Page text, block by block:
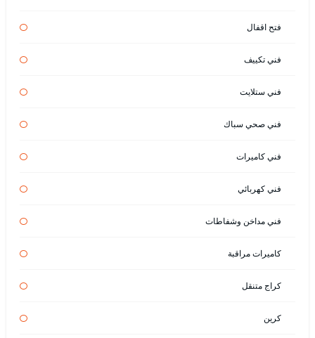
فتح اقفال
فني تكييف
فني ستلايت
فني صحي سباك
فني كاميرات
فني كهربائي
فني مداخن وشفاطات
كاميرات مراقبة
كراج متنقل
كرين